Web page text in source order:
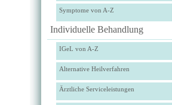
Symptome von A-Z
Individuelle Behandlung
IGeL von A-Z
Alternative Heilverfahren
Ärztliche Serviceleistungen